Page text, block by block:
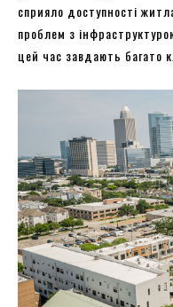
сприяло доступності
проблем з
цей час завдають багато